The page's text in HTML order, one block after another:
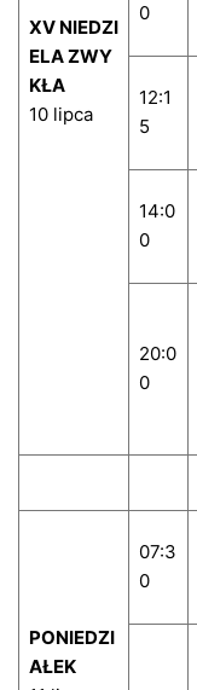
XV NIEDZI
ELA ZWY
KŁA
10 lipca
0
12:1
5
14:0
0
20:0
0
PONIEDZI
AŁEK
07:3
0